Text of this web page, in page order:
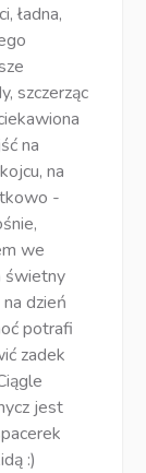
ładna,
szczerząc
na
na
-
we
świetny
dzień
potrafi
zadek
jest
:)